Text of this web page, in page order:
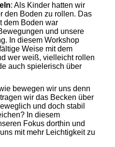
: Als Kinder hatten wir
den Boden zu rollen. Das
dem Boden war
und unsere
In diesem Workshop
Weise mit dem
wer weiß, vielleicht rollen
auch spielerisch über
bewegen wir uns denn
wir das Becken über
und doch stabil
In diesem
Fokus dorthin und
mit mehr Leichtigkeit zu